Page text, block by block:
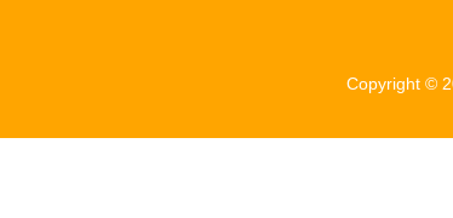
Copyright ©